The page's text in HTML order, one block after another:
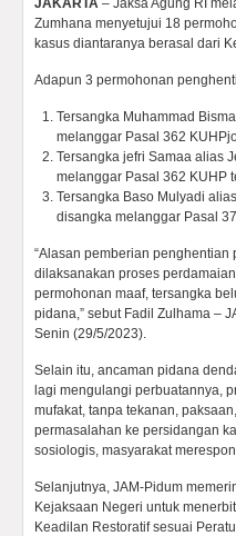
JAKARTA – Jaksa Agung RI
Zumhana menyetujui 18
kasus diantaranya berasal dari
Adapun 3 permohonan
Tersangka Muhammad
melanggar Pasal 362
Tersangka jefri Samaa alias
melanggar Pasal 362 KUHP
Tersangka Baso Mulyadi
disangka melanggar Pasal
“Alasan pemberian
dilaksanakan proses
permohonan maaf, tersangka
pidana,” sebut Fadil Zulhama –
Senin (29/5/2023).
Selain itu, ancaman pidana
lagi mengulangi perbuatannya,
mufakat, tanpa tekanan,
permasalahan ke persidangan
sosiologis, masyarakat
Selanjutnya, JAM-Pidum
Kejaksaan Negeri untuk
Keadilan Restoratif sesuai